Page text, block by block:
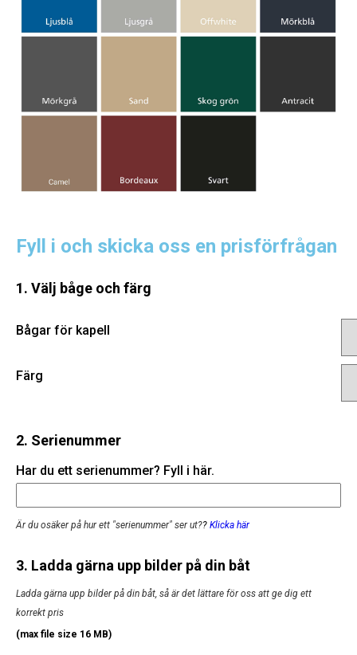
Fyll i och skicka oss en prisförfrågan
1. Välj båge och färg
Bågar för kapell
Färg
2. Serienummer
Har du ett serienummer? Fyll i här.
Är du osäker på hur ett "serienummer" ser ut?? Klicka här
3. Ladda gärna upp bilder på din båt
Ladda gärna upp bilder på din båt, så är det lättare för oss att ge dig ett
korrekt pris
(max file size 16 MB)